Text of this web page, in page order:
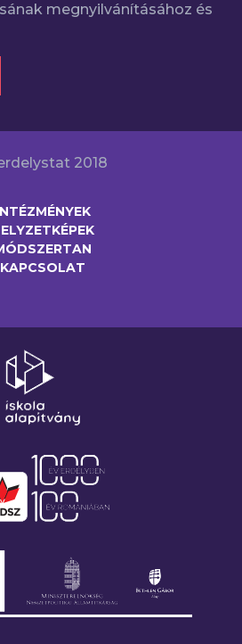
megnyilvánításához és
2018
KAPCSOLAT